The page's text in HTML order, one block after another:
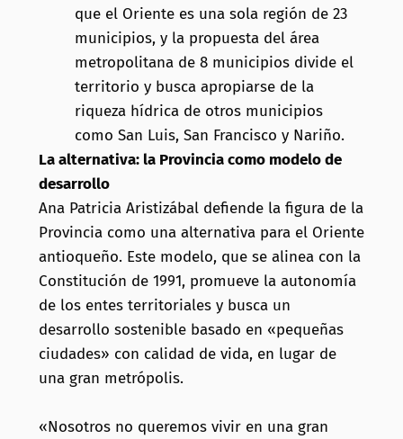
que el Oriente es una sola región de 23
municipios, y la propuesta del área
metropolitana de 8 municipios divide el
territorio y busca apropiarse de la
riqueza hídrica de otros municipios
como San Luis, San Francisco y Nariño.
La alternativa: la Provincia como modelo de
desarrollo
Ana Patricia Aristizábal defiende la figura de la
Provincia como una alternativa para el Oriente
antioqueño. Este modelo, que se alinea con la
Constitución de 1991, promueve la autonomía
de los entes territoriales y busca un
desarrollo sostenible basado en «pequeñas
ciudades» con calidad de vida, en lugar de
una gran metrópolis.
«Nosotros no queremos vivir en una gran